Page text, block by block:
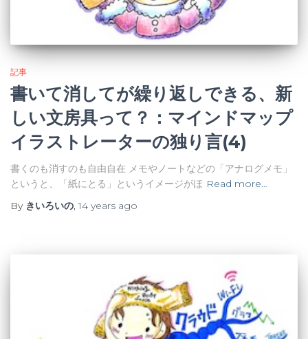
記事
書いて消してが繰り返しできる、新
しい文房具って？：マインドマップ
イラストレーターの独り言(4)
書くのも消すのも自由自在 メモやノートなどの「アナログメモ」
というと、「紙にとる」というイメージがほ Read more…
By きいろいの,14 years ago